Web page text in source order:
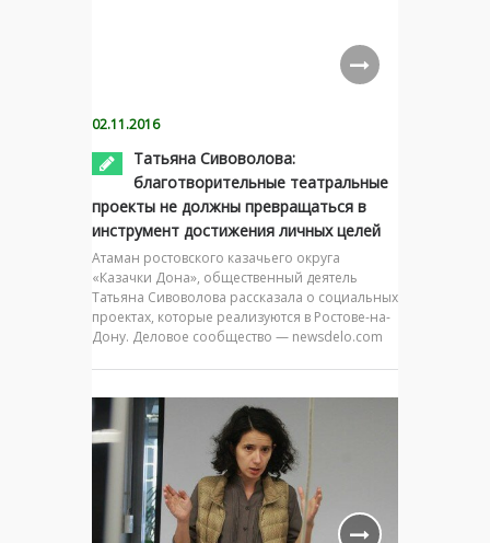
02.11.2016
Татьяна Сивоволова:
благотворительные театральные
проекты не должны превращаться в
инструмент достижения личных целей
Атаман ростовского казачьего округа
«Казачки Дона», общественный деятель
Татьяна Сивоволова рассказала о социальных
проектах, которые реализуются в Ростове-на-
Дону. Деловое сообщество — newsdelo.com